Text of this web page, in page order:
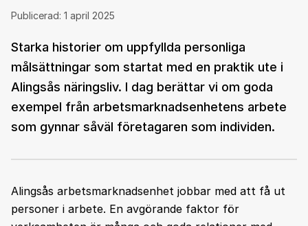
Publicerad: 1 april 2025
Starka historier om uppfyllda personliga
målsättningar som startat med en praktik ute i
Alingsås näringsliv. I dag berättar vi om goda
exempel från arbetsmarknadsenhetens arbete
som gynnar såväl företagaren som individen.
Alingsås arbetsmarknadsenhet jobbar med att få ut
personer i arbete. En avgörande faktor för